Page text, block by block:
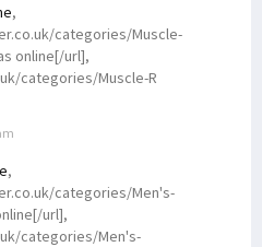
,
categories/Muscle-
online[/url],
categories/Muscle-R
,
categories/Men's-
url],
categories/Men's-